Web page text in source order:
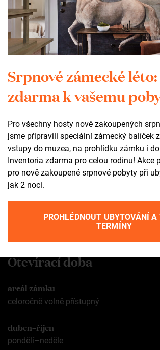
Kontakt
+420 602 565 309
tic@zamekzdar.cz
SOCIÁLNÍ SÍTĚ
fb
ig
ta
Otevírací doba
areál zámku
celoročně volně přístupný
duben–říjen
pondělí–neděle
Srpnové zámecké
zdarma k vašemu
Pro všechny hosty nově zakoupených
jsme připravili speciální zámecký balíček
vstupy do muzea, na prohlídku zámku i
Inventoria zdarma pro celou rodinu! Akce
pro nově zakoupené srpnové pobyty při
jak 2 noci.
PROHLÉDNOUT UBYTOVÁNÍ A
TERMÍNY